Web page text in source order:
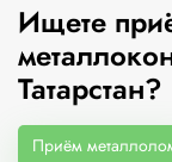
Ищете
Татарстан?
Приём